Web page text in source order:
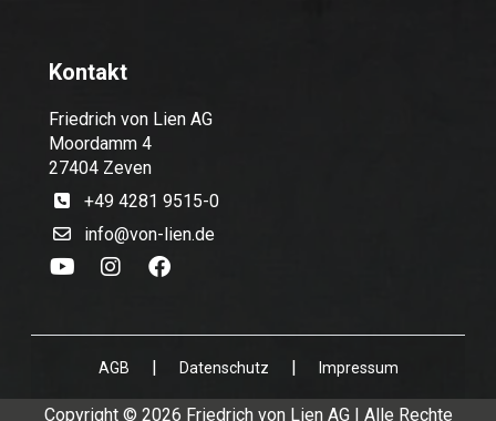
Kontakt
Friedrich von Lien AG
Moordamm 4
27404 Zeven
+49 4281 9515-0
info@von-lien.de
AGB | Datenschutz | Impressum
Copyright © 2026 Friedrich von Lien AG | Alle Rechte